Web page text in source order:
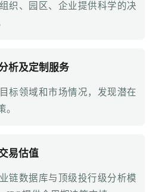
织、园区、企业提供科学的决
析及定制服务
标领域和市场情况，发现潜在
。
易估值
链数据库与顶级投行级分析模